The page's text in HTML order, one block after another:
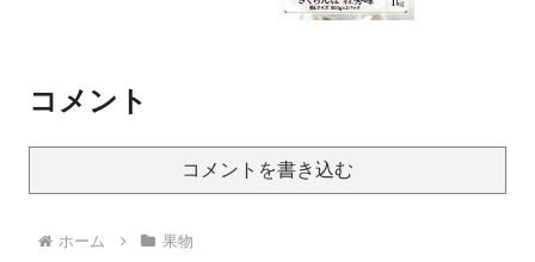
コメント
コメントを書き込む
ホーム 果物